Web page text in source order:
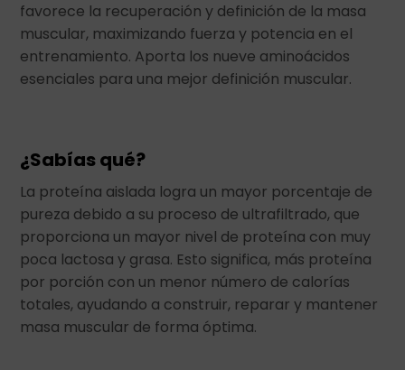
favorece la recuperación y definición de la masa
muscular, maximizando fuerza y potencia en el
entrenamiento. Aporta los nueve aminoácidos
esenciales para una mejor definición muscular.
¿Sabías qué?
La proteína aislada logra un mayor porcentaje de
pureza debido a su proceso de ultrafiltrado, que
proporciona un mayor nivel de proteína con muy
poca lactosa y grasa. Esto significa, más proteína
por porción con un menor número de calorías
totales, ayudando a construir, reparar y mantener
masa muscular de forma óptima.